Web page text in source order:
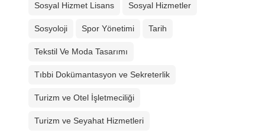
Sosyal Hizmet Lisans Sosyal Hizmetler
Sosyoloji Spor Yönetimi Tarih
Tekstil Ve Moda Tasarımı
Tıbbi Dokümantasyon ve Sekreterlik
Turizm ve Otel İşletmeciliği
Turizm ve Seyahat Hizmetleri